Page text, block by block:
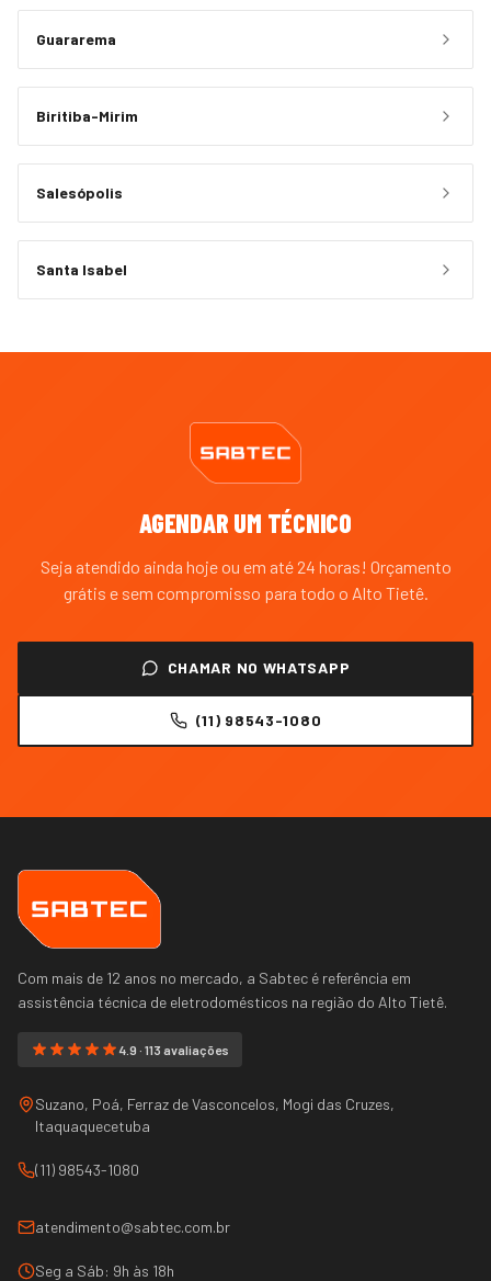
Guararema
Biritiba-Mirim
Salesópolis
Santa Isabel
AGENDAR UM TÉCNICO
Seja atendido ainda hoje ou em até 24 horas! Orçamento
grátis e sem compromisso para todo o Alto Tietê.
CHAMAR NO WHATSAPP
(11) 98543-1080
Com mais de 12 anos no mercado, a Sabtec é referência em
assistência técnica de eletrodomésticos na região do Alto Tietê.
4.9 · 113 avaliações
Suzano, Poá, Ferraz de Vasconcelos, Mogi das Cruzes,
Itaquaquecetuba
(11) 98543-1080
atendimento@sabtec.com.br
Seg a Sáb: 9h às 18h